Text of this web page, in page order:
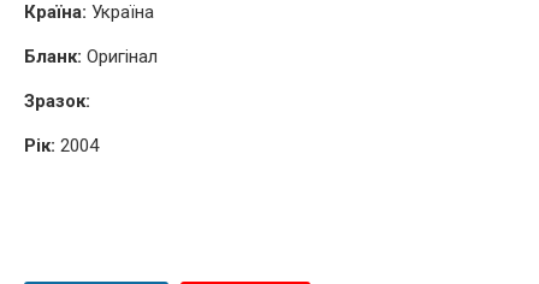
Країна: Україна
Бланк: Оригінал
Зразок:
Рік: 2004